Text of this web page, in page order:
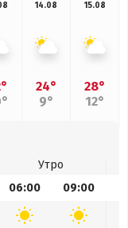
14.08
24°
9°
15.08
28°
12°
Утро
06:00 09:00